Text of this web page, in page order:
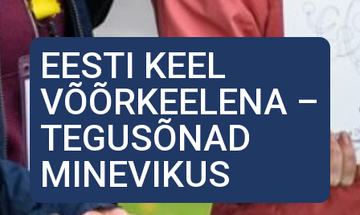
EESTI KEEL
VÕÕRKEELENA –
TEGUSÕNAD
MINEVIKUS